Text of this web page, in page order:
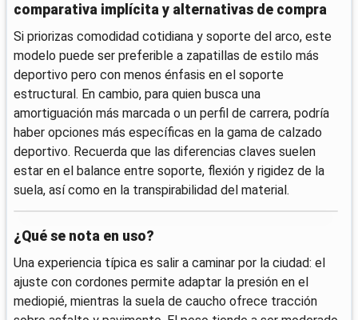
comparativa implícita y alternativas de compra
Si priorizas comodidad cotidiana y soporte del arco, este
modelo puede ser preferible a zapatillas de estilo más
deportivo pero con menos énfasis en el soporte
estructural. En cambio, para quien busca una
amortiguación más marcada o un perfil de carrera, podría
haber opciones más específicas en la gama de calzado
deportivo. Recuerda que las diferencias claves suelen
estar en el balance entre soporte, flexión y rigidez de la
suela, así como en la transpirabilidad del material.
¿Qué se nota en uso?
Una experiencia típica es salir a caminar por la ciudad: el
ajuste con cordones permite adaptar la presión en el
mediopié, mientras la suela de caucho ofrece tracción